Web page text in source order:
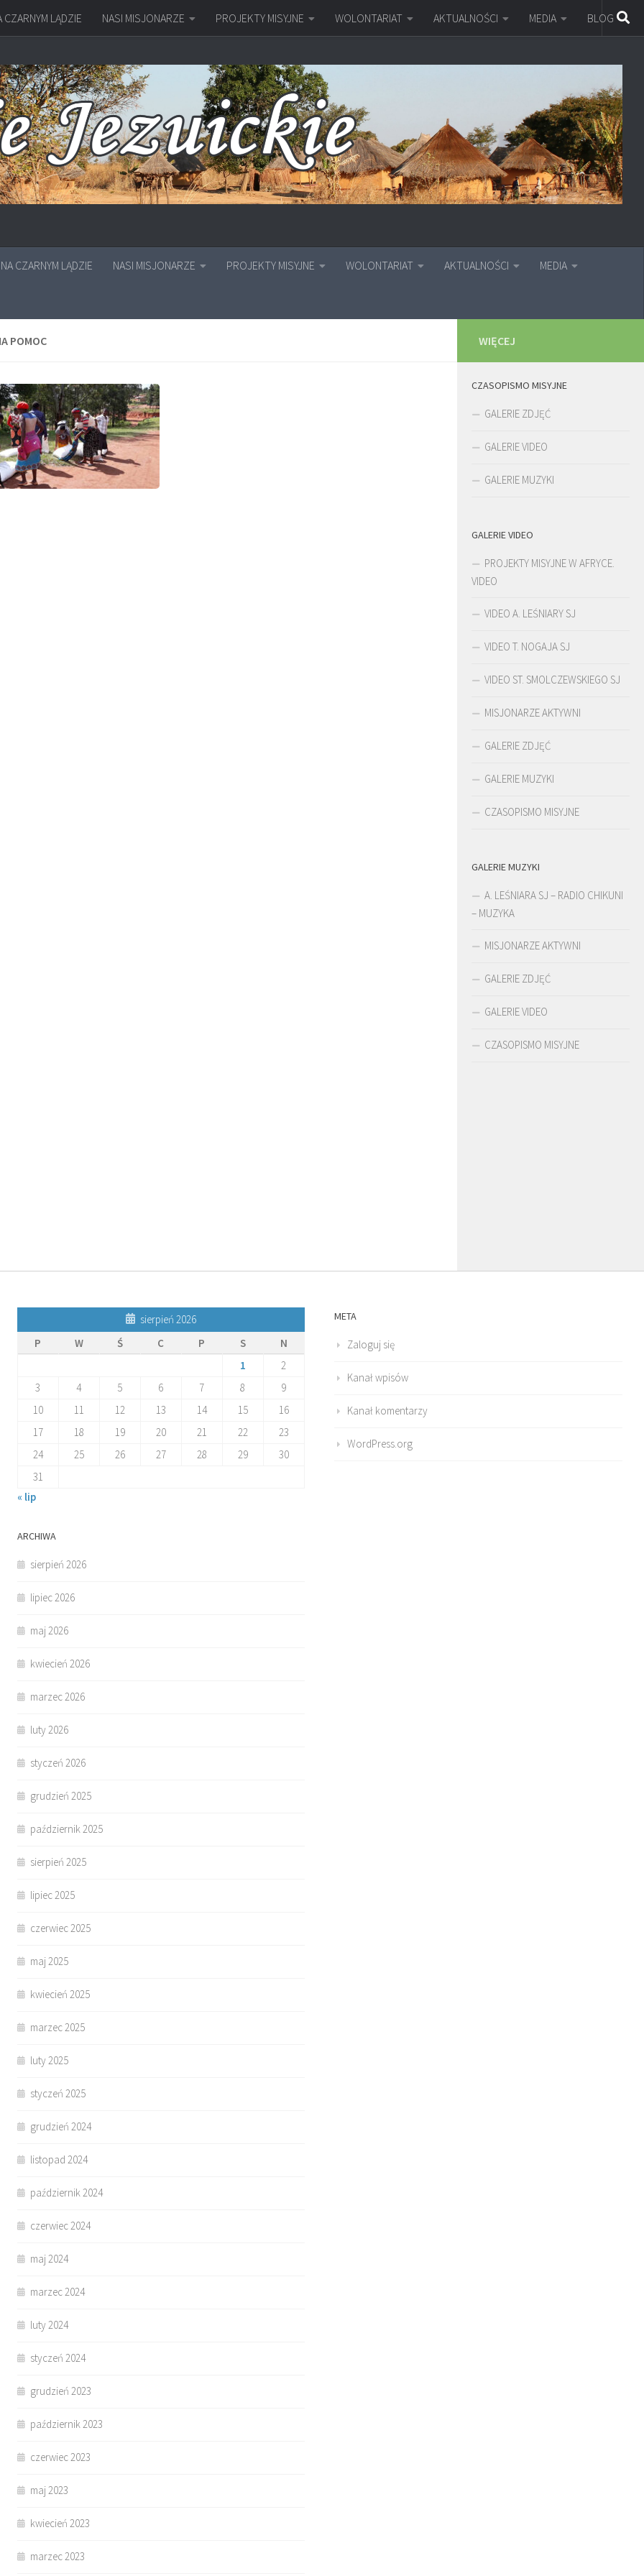
CZARNYM LĄDZIE NASI MISJONARZE PROJEKTY MISYJNE WOLONTARIAT AKTUALNOŚCI MEDIA BLOG
NA CZARNYM LĄDZIE NASI MISJONARZE PROJEKTY MISYJNE WOLONTARIAT AKTUALNOŚCI MEDIA
POMOC WIĘCEJ
CZASOPISMO MISYJNE
GALERIE ZDJĘĆ
GALERIE VIDEO
GALERIE MUZYKI
GALERIE VIDEO
PROJEKTY MISYJNE W AFRYCE.
VIDEO
VIDEO A. LEŚNIARY SJ
VIDEO T. NOGAJA SJ
VIDEO ST. SMOLCZEWSKIEGO SJ
MISJONARZE AKTYWNI
GALERIE ZDJĘĆ
GALERIE MUZYKI
CZASOPISMO MISYJNE
GALERIE MUZYKI
A. LEŚNIARA SJ – RADIO CHIKUNI
– MUZYKA
MISJONARZE AKTYWNI
GALERIE ZDJĘĆ
GALERIE VIDEO
CZASOPISMO MISYJNE
sierpień 2026
P
W Ś C P S
N
1
2
3
4 5 6 7 8
9
10
11 12 13 14 15
16
17
18 19 20 21 22
23
24
25 26 27 28 29
30
31
« lip
ARCHIWA
sierpień 2026
lipiec 2026
maj 2026
kwiecień 2026
marzec 2026
luty 2026
styczeń 2026
grudzień 2025
październik 2025
sierpień 2025
lipiec 2025
czerwiec 2025
maj 2025
kwiecień 2025
marzec 2025
luty 2025
styczeń 2025
grudzień 2024
listopad 2024
październik 2024
czerwiec 2024
maj 2024
marzec 2024
luty 2024
styczeń 2024
grudzień 2023
październik 2023
czerwiec 2023
maj 2023
kwiecień 2023
marzec 2023
META
Zaloguj się
Kanał wpisów
Kanał komentarzy
WordPress.org